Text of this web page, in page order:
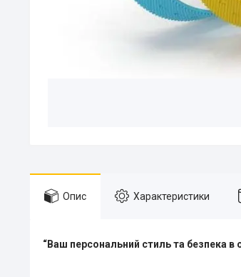
Опис Характеристики
“Ваш персональний стиль та безпека в